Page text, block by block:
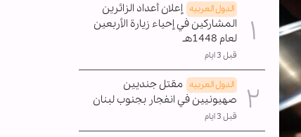
الدول العربیه إعلان أعداد الزائرين
المشاركين في إحياء زيارة الأربعين
لعام 1448هـ
قبل 3 ايام
الدول العربیه مقتل جنديين
صهيونيين في انفجار بجنوب لبنان
قبل 3 ايام